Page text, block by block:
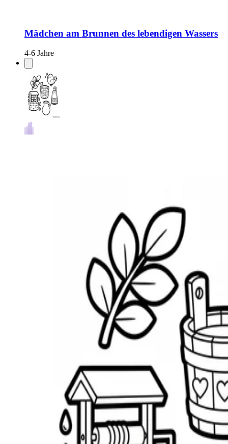
Mädchen am Brunnen des lebendigen Wassers
4-6 Jahre